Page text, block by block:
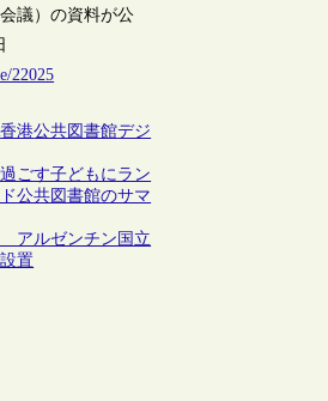
議）の資料が公
22025
香港公共図書館デジ
ごす子どもにラン
公共図書館のサマ
アルゼンチン国立
置